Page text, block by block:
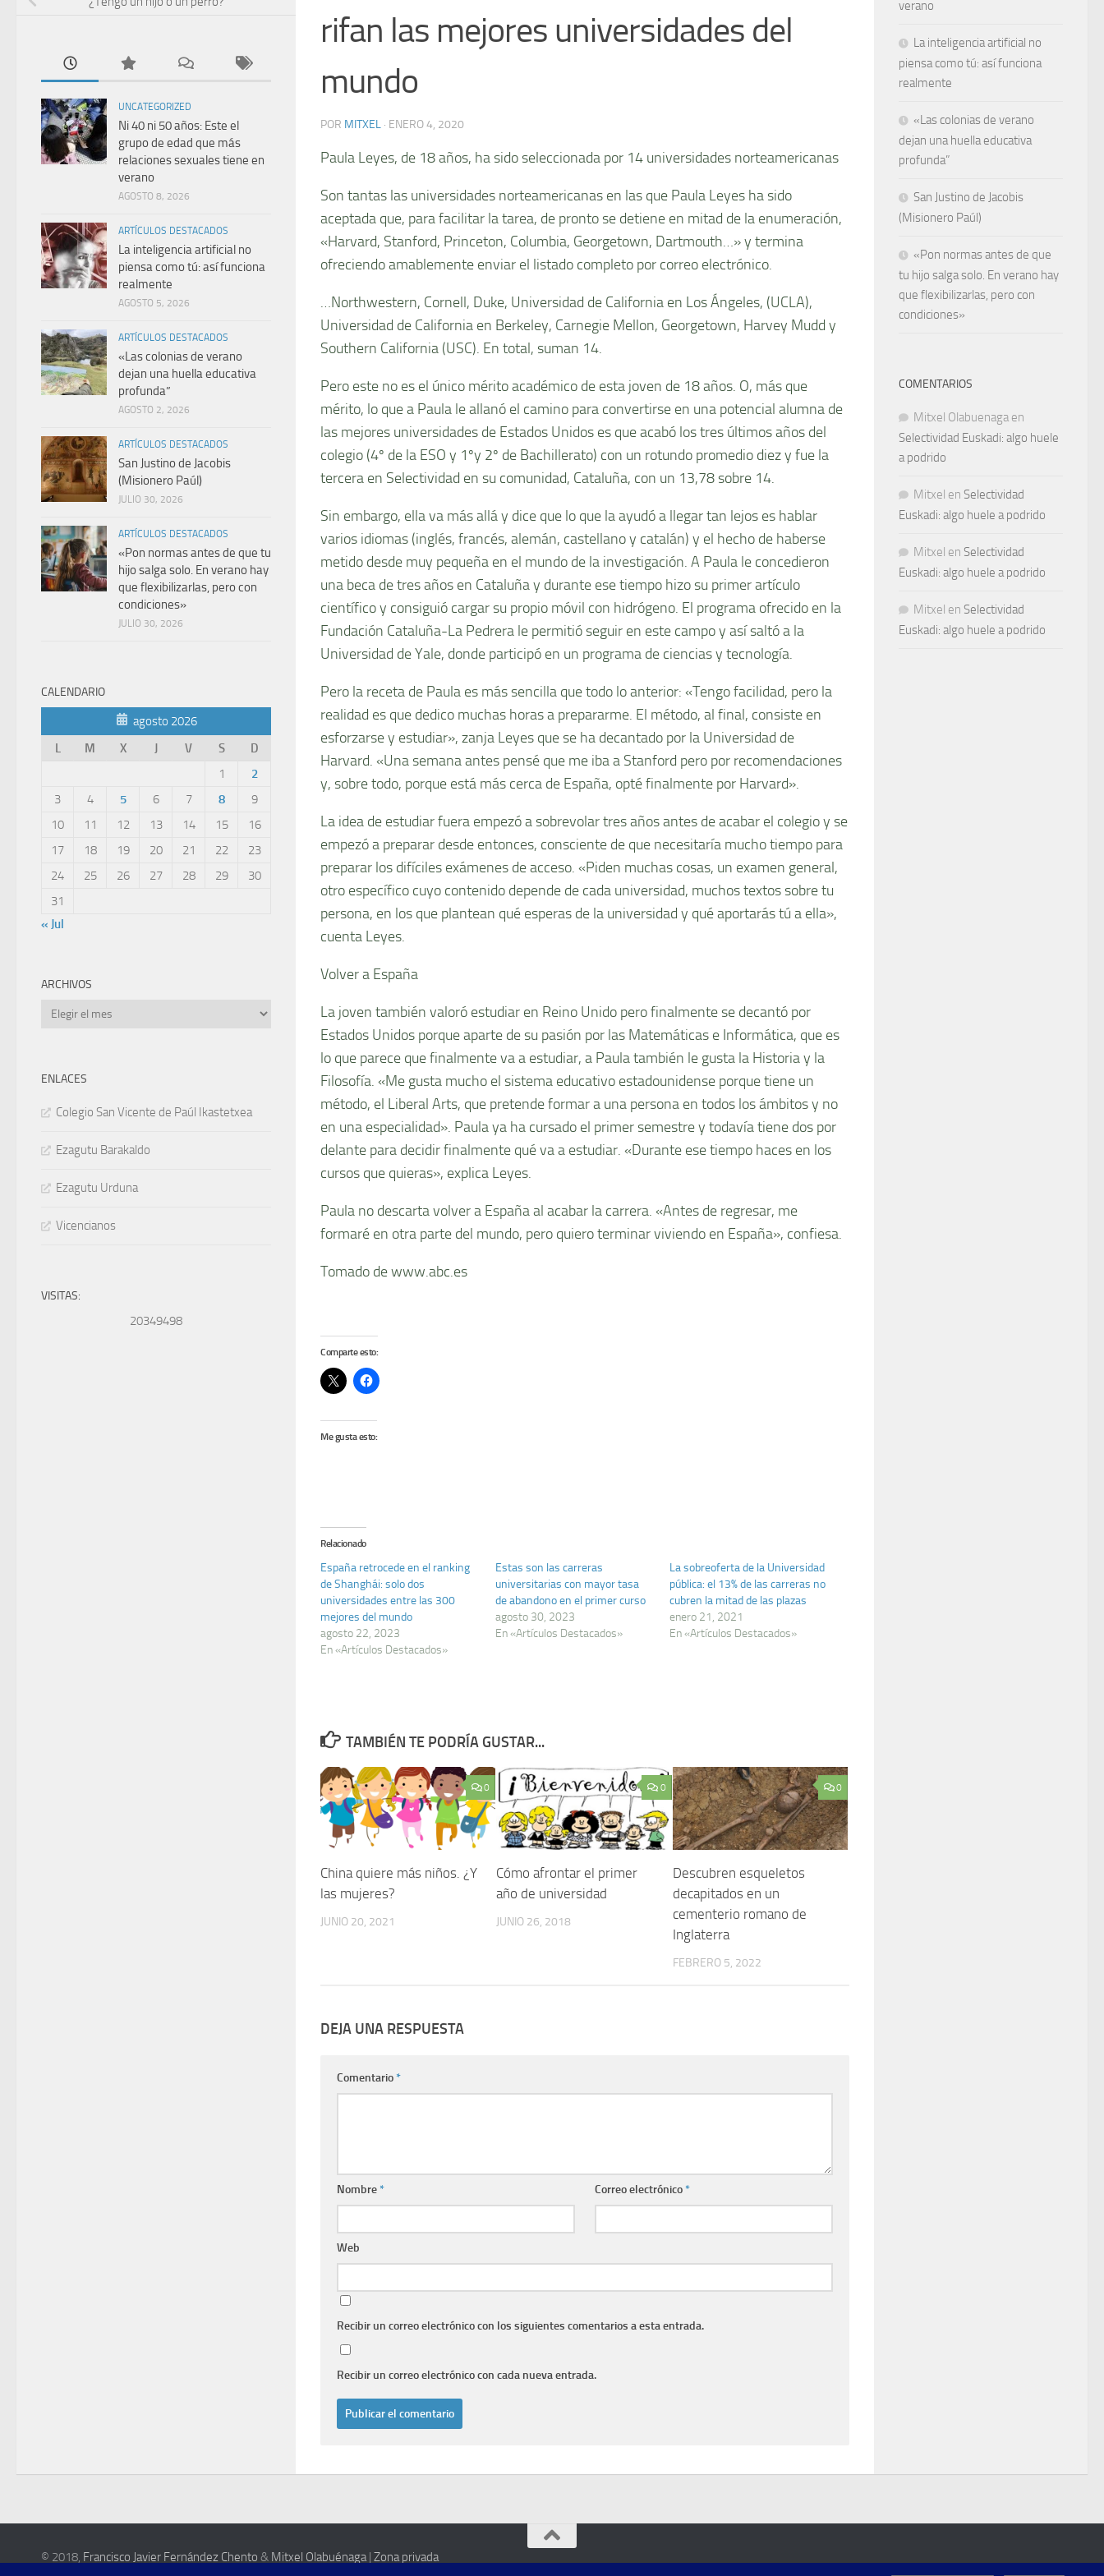
rifan las mejores universidades del
mundo
POR MITXEL · ENERO 4, 2020
Paula Leyes, de 18 años, ha sido seleccionada por 14 universidades norteamericanas
Son tantas las universidades norteamericanas en las que Paula Leyes ha sido
aceptada que, para facilitar la tarea, de pronto se detiene en mitad de la enumeración,
«Harvard, Stanford, Princeton, Columbia, Georgetown, Dartmouth…» y termina
ofreciendo amablemente enviar el listado completo por correo electrónico.
…Northwestern, Cornell, Duke, Universidad de California en Los Ángeles, (UCLA),
Universidad de California en Berkeley, Carnegie Mellon, Georgetown, Harvey Mudd y
Southern California (USC). En total, suman 14.
Pero este no es el único mérito académico de esta joven de 18 años. O, más que
mérito, lo que a Paula le allanó el camino para convertirse en una potencial alumna de
las mejores universidades de Estados Unidos es que acabó los tres últimos años del
colegio (4º de la ESO y 1ºy 2º de Bachillerato) con un rotundo promedio diez y fue la
tercera en Selectividad en su comunidad, Cataluña, con un 13,78 sobre 14.
Sin embargo, ella va más allá y dice que lo que la ayudó a llegar tan lejos es hablar
varios idiomas (inglés, francés, alemán, castellano y catalán) y el hecho de haberse
metido desde muy pequeña en el mundo de la investigación. A Paula le concedieron
una beca de tres años en Cataluña y durante ese tiempo hizo su primer artículo
científico y consiguió cargar su propio móvil con hidrógeno. El programa ofrecido en la
Fundación Cataluña-La Pedrera le permitió seguir en este campo y así saltó a la
Universidad de Yale, donde participó en un programa de ciencias y tecnología.
Pero la receta de Paula es más sencilla que todo lo anterior: «Tengo facilidad, pero la
realidad es que dedico muchas horas a prepararme. El método, al final, consiste en
esforzarse y estudiar», zanja Leyes que se ha decantado por la Universidad de
Harvard. «Una semana antes pensé que me iba a Stanford pero por recomendaciones
y, sobre todo, porque está más cerca de España, opté finalmente por Harvard».
La idea de estudiar fuera empezó a sobrevolar tres años antes de acabar el colegio y se
empezó a preparar desde entonces, consciente de que necesitaría mucho tiempo para
preparar los difíciles exámenes de acceso. «Piden muchas cosas, un examen general,
otro específico cuyo contenido depende de cada universidad, muchos textos sobre tu
persona, en los que plantean qué esperas de la universidad y qué aportarás tú a ella»,
cuenta Leyes.
Volver a España
La joven también valoró estudiar en Reino Unido pero finalmente se decantó por
Estados Unidos porque aparte de su pasión por las Matemáticas e Informática, que es
lo que parece que finalmente va a estudiar, a Paula también le gusta la Historia y la
Filosofía. «Me gusta mucho el sistema educativo estadounidense porque tiene un
método, el Liberal Arts, que pretende formar a una persona en todos los ámbitos y no
en una especialidad». Paula ya ha cursado el primer semestre y todavía tiene dos por
delante para decidir finalmente qué va a estudiar. «Durante ese tiempo haces en los
cursos que quieras», explica Leyes.
Paula no descarta volver a España al acabar la carrera. «Antes de regresar, me
formaré en otra parte del mundo, pero quiero terminar viviendo en España», confiesa.
Tomado de www.abc.es
Comparte esto:
Me gusta esto:
Relacionado
España retrocede en el ranking
de Shanghái: solo dos
universidades entre las 300
mejores del mundo
agosto 22, 2023
En «Artículos Destacados»
Estas son las carreras
universitarias con mayor tasa
de abandono en el primer curso
agosto 30, 2023
En «Artículos Destacados»
La sobreoferta de la Universidad
pública: el 13% de las carreras no
cubren la mitad de las plazas
enero 21, 2021
En «Artículos Destacados»
TAMBIÉN TE PODRÍA GUSTAR...
0
China quiere más niños. ¿Y
las mujeres?
JUNIO 20, 2021
0
Cómo afrontar el primer
año de universidad
JUNIO 26, 2018
0
Descubren esqueletos
decapitados en un
cementerio romano de
Inglaterra
FEBRERO 5, 2022
DEJA UNA RESPUESTA
Comentario*
Nombre* Correo electrónico*
Web
Recibir un correo electrónico con los siguientes comentarios a esta entrada.
Recibir un correo electrónico con cada nueva entrada.
UNCATEGORIZED
Ni 40 ni 50 años: Este el
grupo de edad que más
relaciones sexuales tiene en
verano
AGOSTO 8, 2026
ARTÍCULOS DESTACADOS
La inteligencia artificial no
piensa como tú: así funciona
realmente
AGOSTO 5, 2026
ARTÍCULOS DESTACADOS
«Las colonias de verano
dejan una huella educativa
profunda”
AGOSTO 2, 2026
ARTÍCULOS DESTACADOS
San Justino de Jacobis
(Misionero Paúl)
JULIO 30, 2026
ARTÍCULOS DESTACADOS
«Pon normas antes de que tu
hijo salga solo. En verano hay
que flexibilizarlas, pero con
condiciones»
JULIO 30, 2026
CALENDARIO
agosto 2026
L
M X J V S
D
1
2
3
4 5 6 7 8
9
10
11 12 13 14 15
16
17
18 19 20 21 22
23
24
25 26 27 28 29
30
31
« Jul
ARCHIVOS
Archivos
ENLACES
Colegio San Vicente de Paúl Ikastetxea
Ezagutu Barakaldo
Ezagutu Urduna
Vicencianos
VISITAS:
20349498
verano
La inteligencia artificial no
piensa como tú: así funciona
realmente
«Las colonias de verano
dejan una huella educativa
profunda”
San Justino de Jacobis
(Misionero Paúl)
«Pon normas antes de que
tu hijo salga solo. En verano hay
que flexibilizarlas, pero con
condiciones»
COMENTARIOS
Mitxel Olabuenaga en
Selectividad Euskadi: algo huele
a podrido
Mitxel en Selectividad
Euskadi: algo huele a podrido
Mitxel en Selectividad
Euskadi: algo huele a podrido
Mitxel en Selectividad
Euskadi: algo huele a podrido
© 2018, Francisco Javier Fernández Chento & Mitxel Olabuénaga| Zona privada